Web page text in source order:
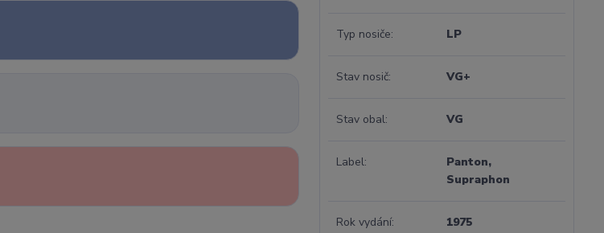
Typ nosiče LP
Stav nosič VG+
Stav obal VG
Label
Panton,
Supraphon
Rok vydání 1975